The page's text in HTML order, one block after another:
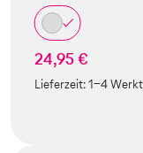
24,95 €
Lieferzeit:1-4